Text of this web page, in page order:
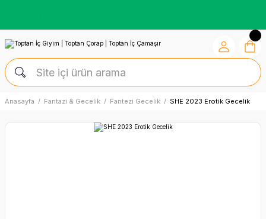
Anasayfa Fantazi & Gecelik Fantezi Gecelik SHE 2023 Erotik Gecelik